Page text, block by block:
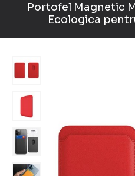
Portofel Magnetic
Ecologica